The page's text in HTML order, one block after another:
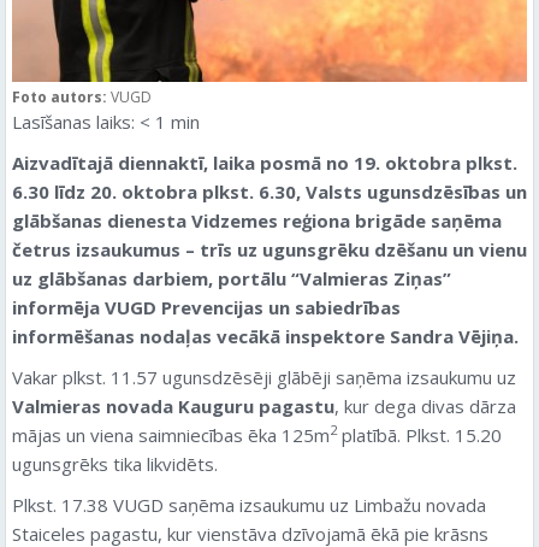
Foto autors: VUGD
Lasīšanas laiks: < 1 min
Aizvadītajā diennaktī, laika posmā no 19. oktobra plkst.
6.30 līdz 20. oktobra plkst. 6.30, Valsts ugunsdzēsības un
glābšanas dienesta Vidzemes reģiona brigāde saņēma
četrus izsaukumus – trīs uz ugunsgrēku dzēšanu un vienu
uz glābšanas darbiem, portālu “Valmieras Ziņas”
informēja VUGD Prevencijas un sabiedrības
informēšanas nodaļas vecākā inspektore Sandra Vējiņa.
Vakar plkst. 11.57 ugunsdzēsēji glābēji saņēma izsaukumu uz
Valmieras novada Kauguru pagastu, kur dega divas dārza
mājas un viena saimniecības ēka 125m2platībā. Plkst. 15.20
ugunsgrēks tika likvidēts.
Plkst. 17.38 VUGD saņēma izsaukumu uz Limbažu novada
Staiceles pagastu, kur vienstāva dzīvojamā ēkā pie krāsns